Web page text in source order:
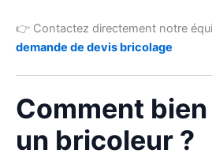
👉 Contactez directement notre
demande de devis bricolage
Comment
un bricoleur ?